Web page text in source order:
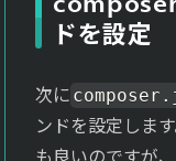
ドを設定
次に
ンドを設定しま